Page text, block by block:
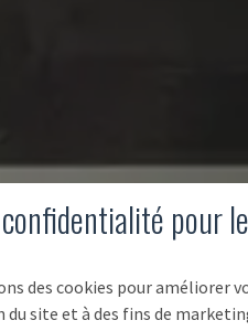
pour
des cookies pour améliorer
site et à des fins de